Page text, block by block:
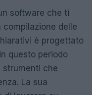
software che ti
delle
è progettato
questo periodo
strumenti che
La sua